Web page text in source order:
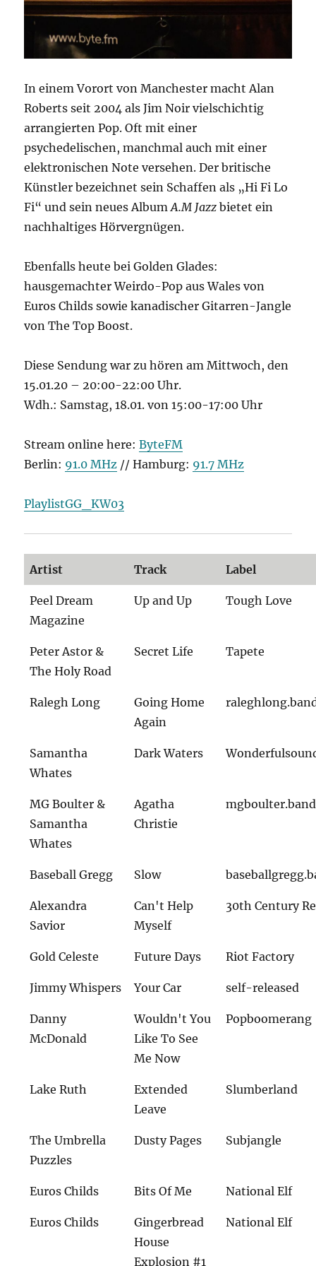
In einem Vorort von Manchester macht Alan
Roberts seit 2004 als Jim Noir vielschichtig
arrangierten Pop. Oft mit einer
psychedelischen, manchmal auch mit einer
elektronischen Note versehen. Der britische
Künstler bezeichnet sein Schaffen als „Hi Fi Lo
Fi“ und sein neues AlbumA.M Jazz bietet ein
nachhaltiges Hörvergnügen.
Ebenfalls heute bei Golden Glades:
hausgemachter Weirdo-Pop aus Wales von
Euros Childs sowie kanadischer Gitarren-Jangle
von The Top Boost.
Diese Sendung war zu hören am Mittwoch, den
15.01.20 – 20:00-22:00 Uhr.
Wdh.: Samstag, 18.01. von 15:00-17:00 Uhr
Stream online here:ByteFM
Berlin: 91.0 MHz // Hamburg: 91.7 MHz
PlaylistGG_KW03
Artist Track Label
Peel Dream
Magazine
Up and Up Tough Love
Peter Astor &
The Holy Road
Secret Life Tapete
Ralegh Long
Going Home
Again
Samantha
Whates
Dark Waters
MG Boulter &
Samantha
Whates
Agatha
Christie
Baseball Gregg Slow
Alexandra
Savior
Can't Help
Myself
30th Century
Gold Celeste Future Days Riot Factory
Jimmy Whispers Your Car self-released
Danny
McDonald
Wouldn't You
Like To See
Me Now
Popboomerang
Lake Ruth
Extended
Leave
Slumberland
The Umbrella
Puzzles
Dusty Pages Subjangle
Euros Childs Bits Of Me National Elf
Euros Childs
Gingerbread
House
Explosion #1
National Elf